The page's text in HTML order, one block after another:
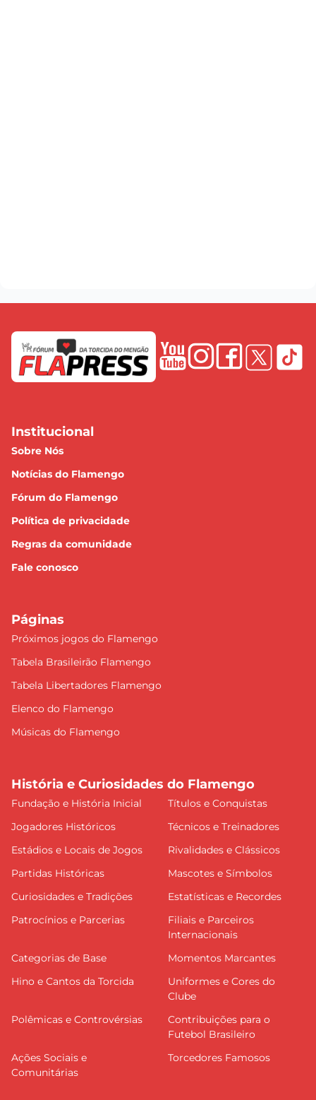
Institucional
Sobre Nós
Notícias do Flamengo
Fórum do Flamengo
Política de privacidade
Regras da comunidade
Fale conosco
Páginas
Próximos jogos do Flamengo
Tabela Brasileirão Flamengo
Tabela Libertadores Flamengo
Elenco do Flamengo
Músicas do Flamengo
História e Curiosidades do Flamengo
Fundação e História Inicial
Títulos e Conquistas
Jogadores Históricos
Técnicos e Treinadores
Estádios e Locais de Jogos
Rivalidades e Clássicos
Partidas Históricas
Mascotes e Símbolos
Curiosidades e Tradições
Estatísticas e Recordes
Patrocínios e Parcerias
Filiais e Parceiros
Internacionais
Categorias de Base
Momentos Marcantes
Hino e Cantos da Torcida
Uniformes e Cores do
Clube
Polêmicas e Controvérsias
Contribuições para o
Futebol Brasileiro
Ações Sociais e
Comunitárias
Torcedores Famosos